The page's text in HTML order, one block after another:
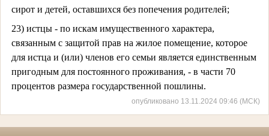
сирот и детей, оставшихся без попечения родителей;
23) истцы - по искам имущественного характера,
связанным с защитой прав на жилое помещение, которое
для истца и (или) членов его семьи является единственным
пригодным для постоянного проживания, - в части 70
процентов размера государственной пошлины.
опубликовано 13.11.2024 09:46 (МСК)